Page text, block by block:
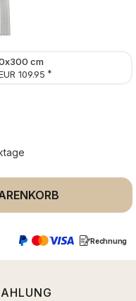
cm
109.95 *
gewünschten
Rechnung